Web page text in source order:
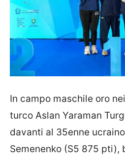
In campo maschile oro
turco Aslan Yaraman
davanti al 35enne
Semenenko (S5 875 pti),